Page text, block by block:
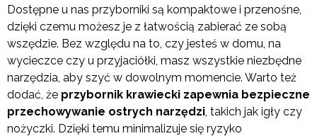
Dostępne u nas przyborniki są kompaktowe i przenośne,
dzięki czemu możesz je z łatwością zabierać ze sobą
wszędzie. Bez względu na to, czy jesteś w domu, na
wycieczce czy u przyjaciółki, masz wszystkie niezbędne
narzędzia, aby szyć w dowolnym momencie. Warto też
dodać, że przybornik krawiecki zapewnia bezpieczne
przechowywanie ostrych narzędzi, takich jak igły czy
nożyczki. Dzięki temu minimalizuje się ryzyko